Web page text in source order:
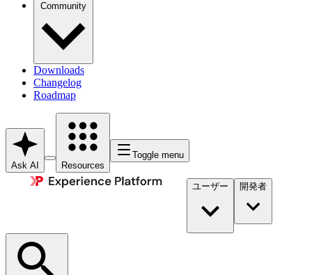
Community
Downloads
Changelog
Roadmap
Ask AI Resources
Toggle menu
ユーザー 開発者​